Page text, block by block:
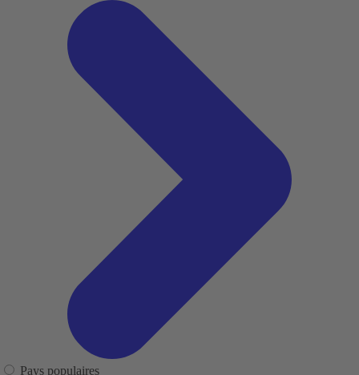
Pays populaires